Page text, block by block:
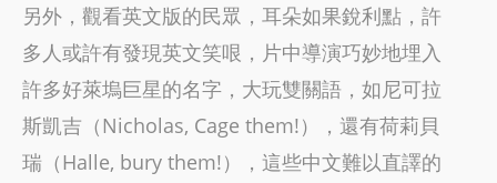
另外，觀看英文版的民眾，耳朵如果銳利點，許
多人或許有發現英文笑哏，片中導演巧妙地埋入
許多好萊塢巨星的名字，大玩雙關語，如尼可拉
斯凱吉（Nicholas, Cage them!），還有荷莉貝
瑞（Halle, bury them!），這些中文難以直譯的